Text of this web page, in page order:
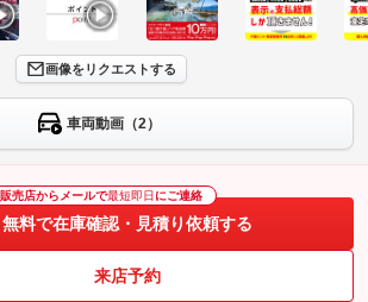
画像をリクエストする
車両動画（2）
販売店からメールで最短即日 にご連絡
無料で在庫確認・見積り依頼する
来店予約